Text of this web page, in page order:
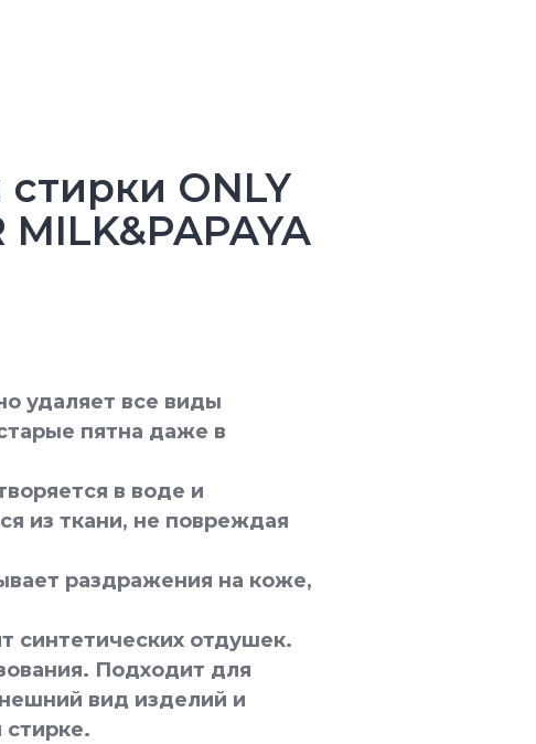
ONLY
MILK&PAPAYA
удаляет все виды
пятна даже в
в воде и
из ткани, не повреждая
раздражения на коже,
синтетических отдушек.
Подходит для
вид изделий и
стирке.